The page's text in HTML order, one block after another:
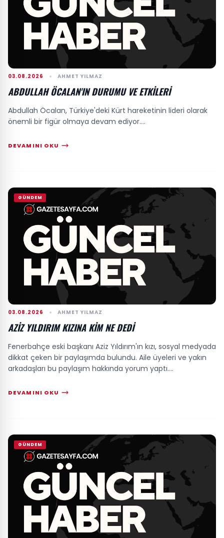
03.08.2026 AHMET YILMAZ
ABDULLAH ÖCALAN'IN DURUMU VE ETKILERI
Abdullah Öcalan, Türkiye'deki Kürt hareketinin lideri olarak
önemli bir figür olmaya devam ediyor....
DEVAMINI OKU
GÜNDEM
03.08.2026 AHMET YILMAZ
AZIZ YILDIRIM KIZINA KIM NE DEDI
Fenerbahçe eski başkanı Aziz Yıldırım'ın kızı, sosyal medyada
dikkat çeken bir paylaşımda bulundu. Aile üyeleri ve yakın
arkadaşları bu paylaşım hakkında yorum yaptı....
DEVAMINI OKU
GÜNDEM